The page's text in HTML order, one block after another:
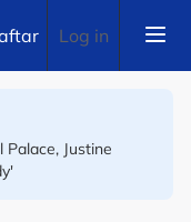
Log in
sihat, jadi
Justine